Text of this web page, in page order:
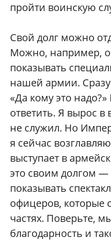
пройти воинскую
Свой долг можно
Можно, например,
показывать
нашей армии.
«Да кому это
ответить. Я вырос
не служил. Но
я сейчас
выступает в
это своим долгом —
показывать
офицеров, которые
частях. Поверьте,
благодарность и